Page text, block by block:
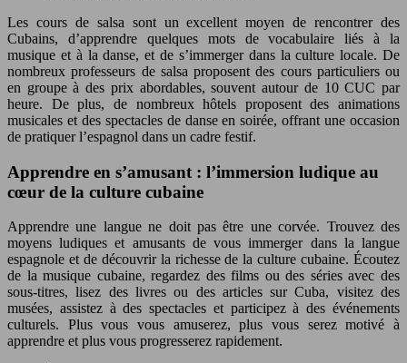
Les cours de salsa sont un excellent moyen de rencontrer des
Cubains, d’apprendre quelques mots de vocabulaire liés à la
musique et à la danse, et de s’immerger dans la culture locale. De
nombreux professeurs de salsa proposent des cours particuliers ou
en groupe à des prix abordables, souvent autour de 10 CUC par
heure. De plus, de nombreux hôtels proposent des animations
musicales et des spectacles de danse en soirée, offrant une occasion
de pratiquer l’espagnol dans un cadre festif.
Apprendre en s’amusant : l’immersion ludique au
cœur de la culture cubaine
Apprendre une langue ne doit pas être une corvée. Trouvez des
moyens ludiques et amusants de vous immerger dans la langue
espagnole et de découvrir la richesse de la culture cubaine. Écoutez
de la musique cubaine, regardez des films ou des séries avec des
sous-titres, lisez des livres ou des articles sur Cuba, visitez des
musées, assistez à des spectacles et participez à des événements
culturels. Plus vous vous amuserez, plus vous serez motivé à
apprendre et plus vous progresserez rapidement.